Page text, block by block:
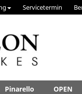
Servicetermin
Pinarello OPEN